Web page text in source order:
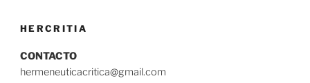
HERCRITIA
CONTACTO
hermeneuticacritica@gmail.com